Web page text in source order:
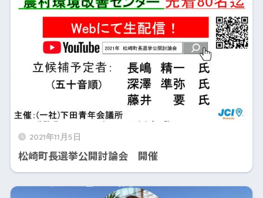
2021年11月5日
松崎町長選挙公開討論会 開催